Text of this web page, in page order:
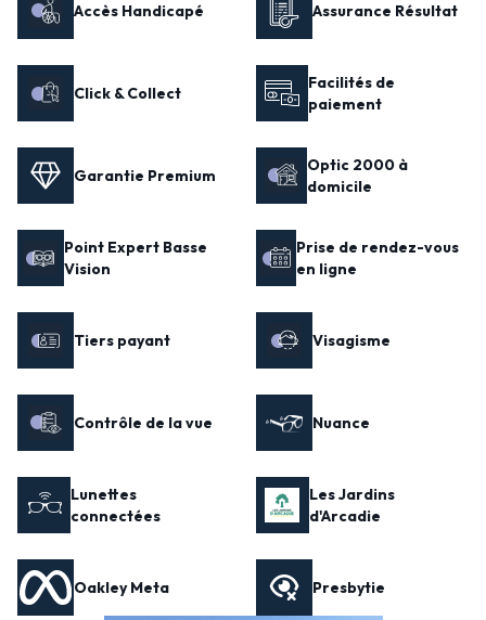
Accès Handicapé Assurance Résultat
Click & Collect
Facilités de
paiement
Garantie Premium
Optic 2000 à
domicile
Point Expert Basse
Vision
Prise de rendez-vous
en ligne
Tiers payant Visagisme
Contrôle de la vue Nuance
Lunettes
connectées
Les Jardins
d'Arcadie
Oakley Meta Presbytie